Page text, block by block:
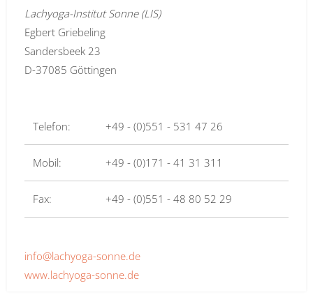
Lachyoga-Institut Sonne (LIS)
Egbert Griebeling
Sandersbeek 23
D-37085 Göttingen
Telefon: +49 - (0)551 - 531 47 26
Mobil: +49 - (0)171 - 41 31 311
Fax: +49 - (0)551 - 48 80 52 29
info@lachyoga-sonne.de
www.lachyoga-sonne.de